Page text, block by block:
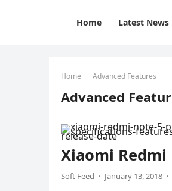
Home Latest News
Home Advanced Features
Advanced
Xiaomi Redmi
Soft Feed · January 13, 2018 ·